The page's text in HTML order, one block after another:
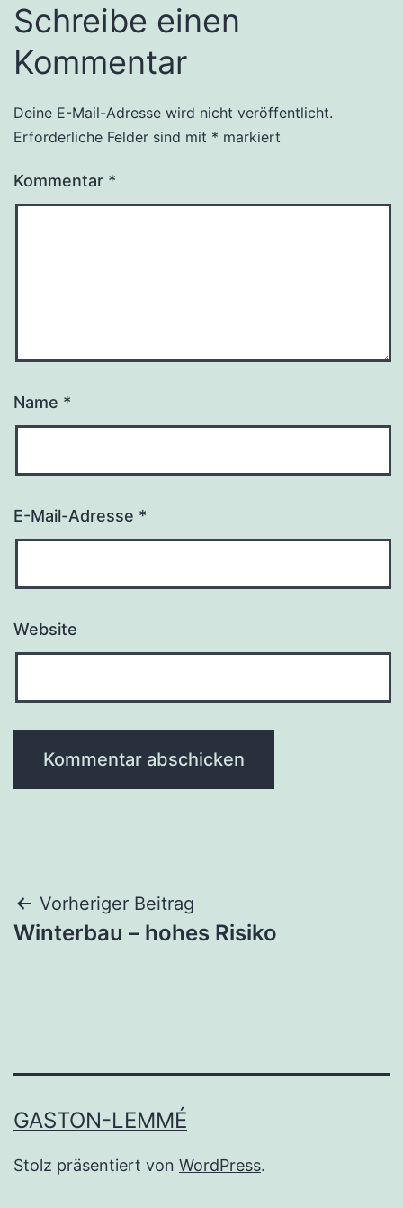
Schreibe einen
Kommentar
Deine E-Mail-Adresse wird nicht veröffentlicht.
Erforderliche Felder sind mit * markiert
Kommentar *
Name *
E-Mail-Adresse *
Website
Beitragsnavigation
Vorheriger Beitrag
Winterbau – hohes Risiko
GASTON-LEMMÉ
Stolz präsentiert von WordPress.